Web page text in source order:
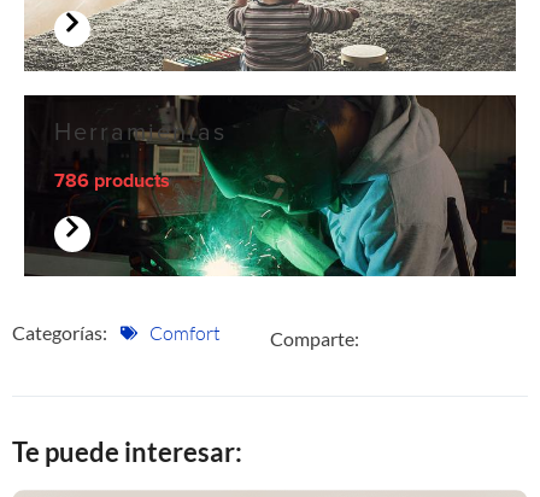
Herramientas
786 products
Categorías: Comfort Comparte:
Te puede interesar: